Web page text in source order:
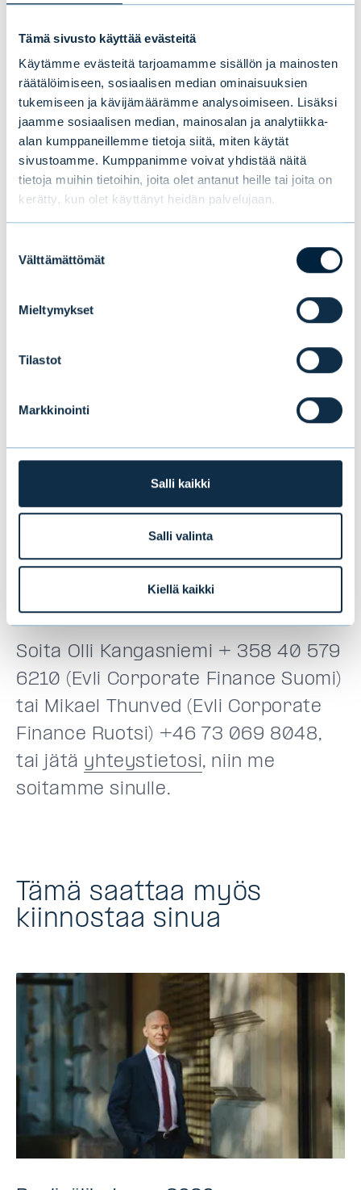
Tämä sivusto käyttää evästeitä
Käytämme evästeitä tarjoamamme sisällön ja mainosten
räätälöimiseen, sosiaalisen median ominaisuuksien
tukemiseen ja kävijämäärämme analysoimiseen. Lisäksi
jaamme sosiaalisen median, mainosalan ja analytiikka-
alan kumppaneillemme tietoja siitä, miten käytät
sivustoamme. Kumppanimme voivat yhdistää näitä
tietoja muihin tietoihin, joita olet antanut heille tai joita on
kerätty, kun olet käyttänyt heidän palvelujaan.
valinta
Välttämättömät
Mieltymykset
Tilastot
Markkinointi
Salli kaikki
Salli valinta
Kiellä kaikki
– Tarvitsimme lisärahoitusta voidaksemme
vastata asiakkaidemme tarpeisiin.
Tulevaisuuden markkinaosuudet jaetaan nyt,
siksi asiakkaillamme on kiire vahvistaa
kilpailuasemaansa teknologialla, jota meillä on
tarjota.
ajallisesti noin puoli vuotta. Mahdollisia uusia
ovat tärkeitä.
– Yhteistyö Evlin kanssa sujui erittäin hyvin.
Sen ansiosta me Qt:ssa saatoimme keskittyä
Haluatko keskustella kanssamme?
Soita Olli Kangasniemi + 358 40 579
6210 (Evli Corporate Finance Suomi)
tai Mikael Thunved (Evli Corporate
Finance Ruotsi) +46 73 069 8048,
tai jätä yhteystietosi, niin me
soitamme sinulle.
Tämä saattaa myös
kiinnostaa sinua